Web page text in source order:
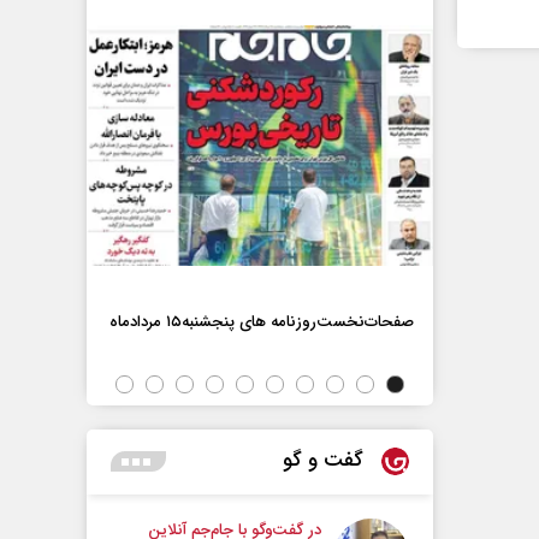
صفحات‌نخست‌روزنامه ها‌ی پنجشنبه‌۱۵ مردادماه
گفت و گو
در گفت‌و‌گو با جام‌جم آنلاین